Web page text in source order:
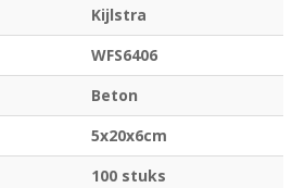
Kijlstra
WFS6406
Beton
5x20x6cm
100 stuks